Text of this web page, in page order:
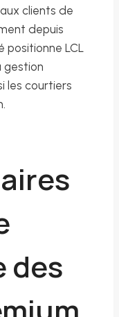
clients de
depuis
positionne LCL
gestion
les courtiers
des